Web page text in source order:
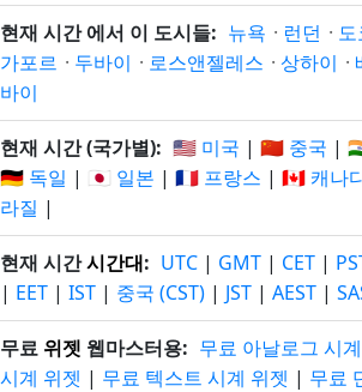
현재 시간 에서 이 도시들: 뉴욕 · 런던 · 도
가포르 · 두바이 · 로스앤젤레스 · 상하이 ·
바이
현재 시간 (국가별): 🇺🇸 미국 | 🇨🇳 중국 |
🇩🇪 독일 | 🇯🇵 일본 | 🇫🇷 프랑스 | 🇨🇦 캐나
라질 |
현재 시간시간대: UTC | GMT | CET |
| EET | IST | 중국 (CST) | JST | AEST |
무료 위젯 웹마스터용: 무료 아날로그 시
시계 위젯 | 무료 텍스트 시계 위젯 | 무료